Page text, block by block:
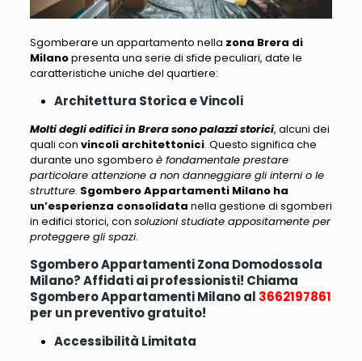
Sgomberare un appartamento nella zona Brera di
Milanopresenta una serie di sfide peculiari, date le
caratteristiche uniche del quartiere:
Architettura Storica e Vincoli
Molti degli edifici in Brera sono palazzi storici, alcuni dei
quali con vincoli architettonici. Questo significa che
durante uno sgombero è fondamentale prestare
particolare attenzione a non danneggiare gli interni o le
strutture. Sgombero Appartamenti Milano ha
un’esperienza consolidata nella gestione di sgomberi
in edifici storici, con soluzioni studiate appositamente per
proteggere gli spazi.
Sgombero Appartamenti Zona Domodossola
Milano? Affidati ai professionisti! Chiama
Sgombero Appartamenti Milano al 3662197861
per un preventivo gratuito!
Accessibilità Limitata